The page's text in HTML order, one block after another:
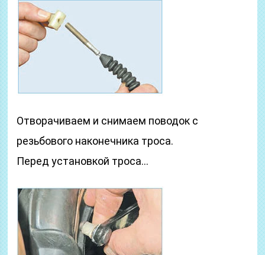
Отворачиваем и снимаем поводок с
резьбового наконечника троса.
Перед установкой троса…